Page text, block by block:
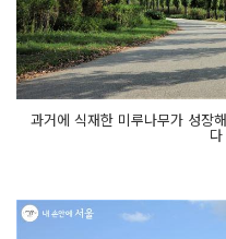
과거에 식재한 미루나무가 성장